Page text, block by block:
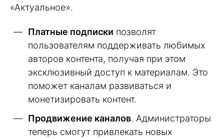
«Актуальное».
Платные подписки позволят
пользователям поддерживать любимых
авторов контента, получая при этом
эксклюзивный доступ к материалам. Это
поможет каналам развиваться и
монетизировать контент.
Продвижение каналов. Администраторы
теперь смогут привлекать новых